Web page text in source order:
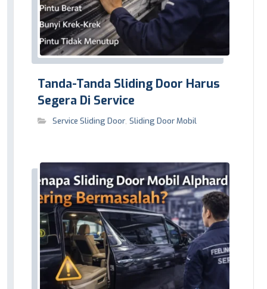
Tanda-Tanda Sliding Door Harus
Segera Di Service
Service Sliding Door,Sliding Door Mobil